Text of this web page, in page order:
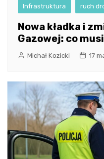
Infrastruktura ruch
Nowa kładka i
Gazowej: co
Michał Kozicki 17